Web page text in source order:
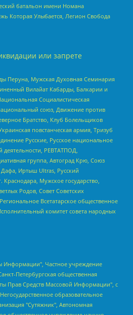
батальон имени Номана
Которая Улыбается, Легион Свобода
или запрете
Перуна, Мужская Духовная Семинария
Вилайат Кабарды, Балкарии и
Социалистическая
союз, Движение против
Братство, Клуб Болельщиков
повстанческая армия, Тризуб
Русские, Русское национальное
РЕВТАТПОД,
группа, Автоград Крю, Союз
Дафа, Иртыш Ultras, Русский
Мужское государство,
Родов, Совет Советских
Всетатарское общественное
комитет совета народных
Михайловна, Асафьев Артур Валерьевич, Вахштайн Виктор Семенович, Венедиктов Алексей Алексеевич, Лушникова Екатерина Евгеньевна, Волков Леонид Михайлович, Невзоров Александр Глебович, Пархоменко Сергей Борисович, Сироткин Ярослав Николаевич, Кара-Мурза Владимир Владимирович, Баранова Наталья Владимировна, Гозман Леонид Яковлевич, Кагарлицкий Борис Юльевич, Климарев Михаил Валерьевич, Милов Владимир Станиславович, Автономная некоммерческая организация Краснодарский центр современного искусства "Типография", Моргенштерн Алишер Тагирович, Соболь Любовь Эдуардовна, Общество с ограниченной ответственностью "ЛИЗА НОРМ", Каспаров Гарри Кимович, Ходорковский Михаил Борисович, Общество с ограниченной ответственностью "Апрельские тезисы", Данилович Ирина Брониславовна, Кашин Олег Владимирович, Петров Николай Владимирович, Пивоваров Алексей Владимирович, Соколов Михаил Владимирович, Цветкова Юлия Владимировна, Чичваркин Евгений Александрович, Комитет против пыток/Команда против пыток, Общество с ограниченной ответственностью "Первый научный", Общество с ограниченной ответственностью "Вертолет и ко", Белоцерковская Вероника Борисовна, Кац Максим Евгеньевич, Лазарева Татьяна Юрьевна, Шаведдинов Руслан Табризович, Яшин Илья Валерьевич, Общество с ограниченной ответственностью "Иноагент ААВ", Алешковский Дмитрий Петрович, Альбац Евгения Марковна, Быков Дмитрий Львович, Галямина Юлия Евгеньевна, Лойко Сергей Леонидович, Мартынов Кирилл Константинович, Медведев Сергей Александрович, Крашенинников Федор Геннадиевич, Гордеева Катерина Вл